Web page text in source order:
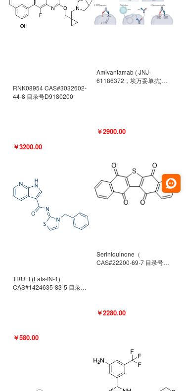
RNK08954 CAS#3032602-
44-8 目录号D9180200
￥3200.00
TRULI (Lats-IN-1)
CAS#1424635-83-5 目录号
￥580.00
Amivantamab ( JNJ-
61186372，埃万妥单抗)
￥2900.00
Seriniquinone（
CAS#22200-69-7 目录号
￥2280.00